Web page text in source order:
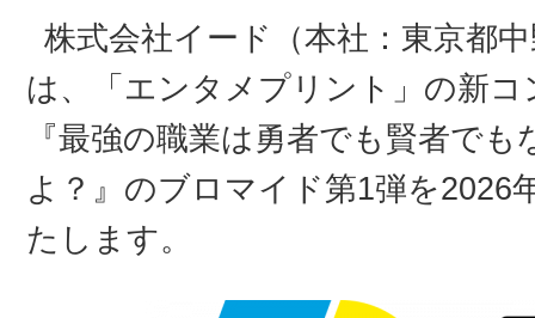
株式会社イード（本社：東京都
は、「エンタメプリント」の新
『最強の職業は勇者でも賢者で
よ？』のブロマイド第1弾を2026
たします。